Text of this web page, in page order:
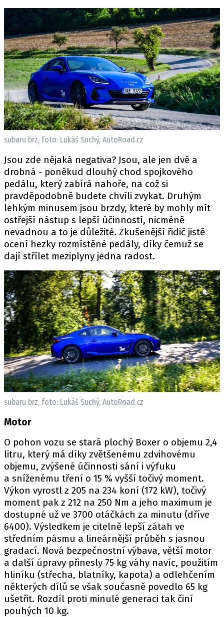
subaru brz, foto: Lukáš Suchý, AutoRoad.cz
Jsou zde nějaká negativa? Jsou, ale jen dvě a
drobná - poněkud dlouhý chod spojkového
pedálu, který zabírá nahoře, na což si
pravděpodobně budete chvíli zvykat. Druhým
lehkým minusem jsou brzdy, které by mohly mít
ostřejší nástup s lepší účinností, nicméně
nevadnou a to je důležité. Zkušenější řidič jistě
ocení hezky rozmístěné pedály, díky čemuž se
dají střílet meziplyny jedna radost.
subaru brz, foto: Lukáš Suchý, AutoRoad.cz
Motor
O pohon vozu se stará plochý Boxer o objemu 2,4
litru, který má díky zvětšenému zdvihovému
objemu, zvýšené účinnosti sání i výfuku
a sníženému tření o 15 % vyšší točivý moment.
Výkon vyrostl z 205 na 234 koní (172 kW), točivý
moment pak z 212 na 250 Nm a jeho maximum je
dostupné už ve 3700 otáčkách za minutu (dříve
6400). Výsledkem je citelně lepší zátah ve
středním pásmu a lineárnější průběh s jasnou
gradací. Nová bezpečnostní výbava, větší motor
a další úpravy přinesly 75 kg váhy navíc, použitím
hliníku (střecha, blatníky, kapota) a odlehčením
některých dílů se však současně povedlo 65 kg
ušetřit. Rozdíl proti minulé generaci tak činí
pouhých 10 kg.